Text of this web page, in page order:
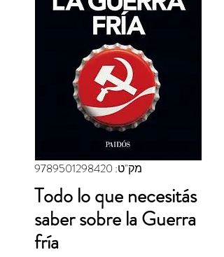
מק"ט: 9789501298420
Todo lo que necesitás
saber sobre la Guerra
fría